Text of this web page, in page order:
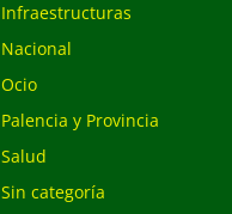
Infraestructuras
Nacional
Ocio
Palencia y Provincia
Salud
Sin categoría